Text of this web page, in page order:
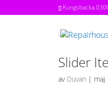
Kungsbacka
Slider
av Duvan | maj